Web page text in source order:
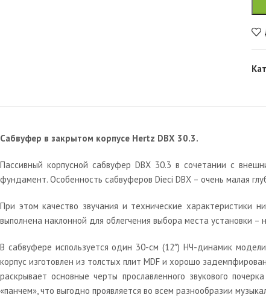
Сабвуфер в закрытом корпусе Hertz DBX 30.3.
Пассивный корпусной сабвуфер DBX 30.3 в сочетании с
фундамент. Особенность сабвуферов Dieci DBX – очень малая
При этом качество звучания и технические характеристики
выполнена наклонной для облегчения выбора места установки –
В сабвуфере используется один 30-см (12″) НЧ-динамик
корпус изготовлен из толстых плит MDF и хорошо
раскрывает основные черты прославленного звукового
«панчем», что выгодно проявляется во всем разнообразии